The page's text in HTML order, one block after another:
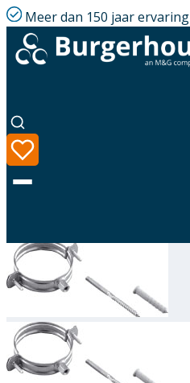
Meer dan 150 jaar ervaring
Taal
Oplossingen